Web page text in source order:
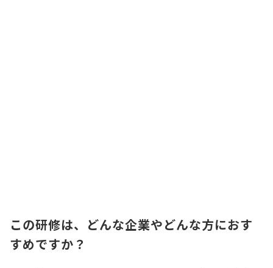
この研修は、どんな企業やどんな方におす
すめですか？